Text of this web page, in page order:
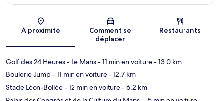
À proximité
Comment se
déplacer
Restaurants
Golf des 24 Heures - Le Mans- 11 min en voiture- 13.0 km
Boulerie Jump- 11 min en voiture- 12.7 km
Stade Léon-Bollée- 12 min en voiture- 6.2 km